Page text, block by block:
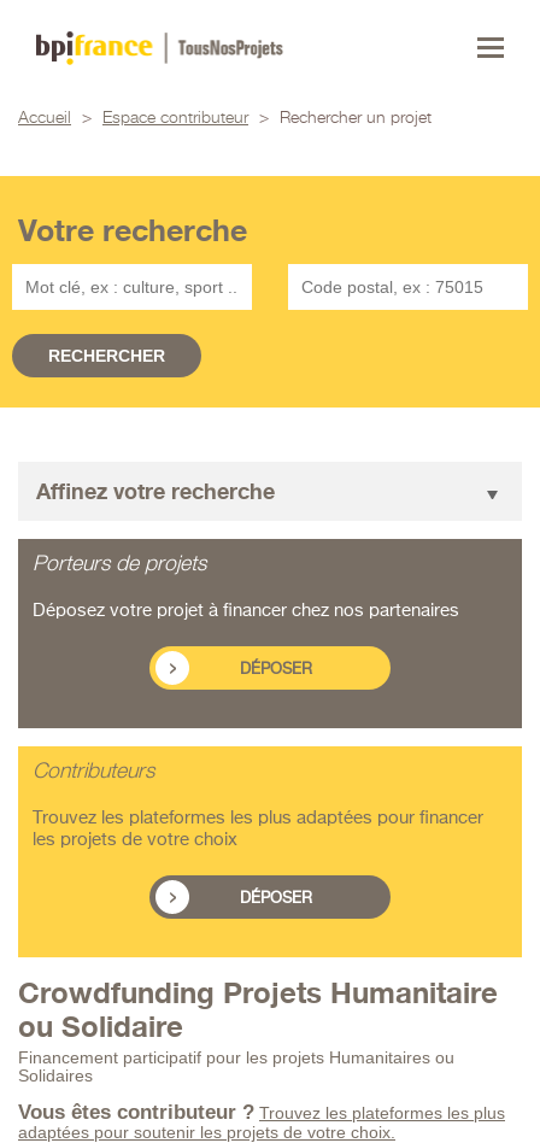
Accueil > Espace contributeur > Rechercher un projet
Votre recherche
Affinez votre recherche
Porteurs de projets
Déposez votre projet à financer chez nos partenaires
DÉPOSER
Contributeurs
Trouvez les plateformes les plus adaptées pour financer
les projets de votre choix
DÉPOSER
Crowdfunding Projets Humanitaire
ou Solidaire
Financement participatif pour les projets Humanitaires ou
Solidaires
Vous êtes contributeur ? Trouvez les plateformes les plus
adaptées pour soutenir les projets de votre choix.